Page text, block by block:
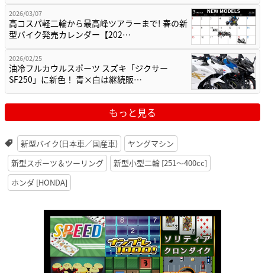
2026/03/07
高コスパ軽二輪から最高峰ツアラーまで! 春の新
型バイク発売カレンダー【202…
2026/02/25
油冷フルカウルスポーツ スズキ「ジクサー
SF250」に新色！ 青×白は継続販…
もっと見る
新型バイク(日本車／国産車)
ヤングマシン
新型スポーツ＆ツーリング
新型小型二輪 [251〜400cc]
ホンダ [HONDA]